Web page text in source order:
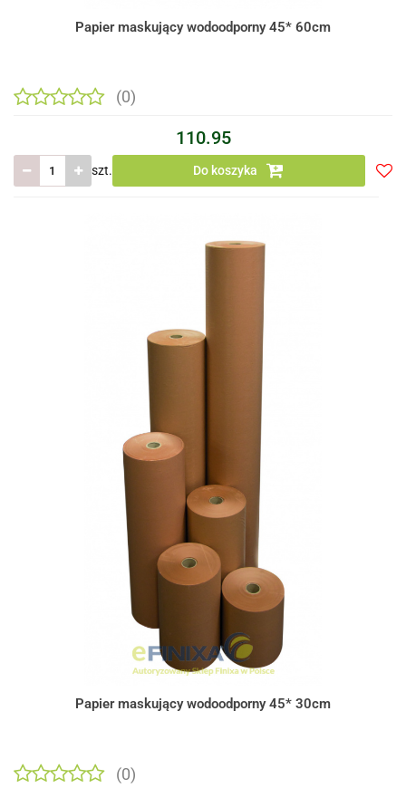
Papier maskujący wodoodporny 45* 60cm
(0)
110.95
szt. Do koszyka
Papier maskujący wodoodporny 45* 30cm
(0)